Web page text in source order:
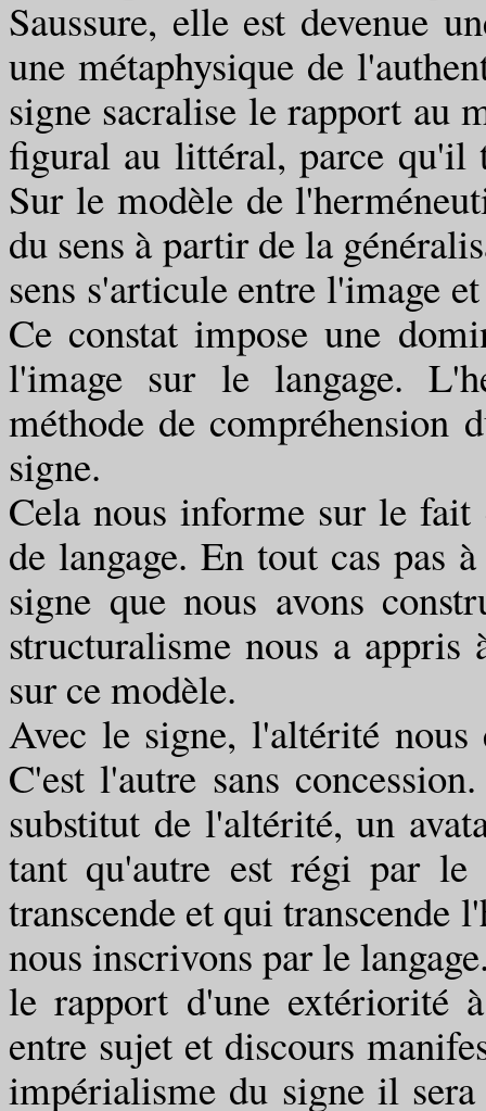
Saussure, elle est devenue
une métaphysique de
signe sacralise le rapport au
figural au littéral, parce qu'il
Sur le modèle de
du sens à partir de la
sens s'articule entre l'image
Ce constat impose une
l'image sur le langage.
méthode de compréhension
signe.
Cela nous informe sur le fait
de langage. En tout cas pas
signe que nous avons
structuralisme nous a
sur ce modèle.
Avec le signe, l'altérité nous
C'est l'autre sans
substitut de l'altérité, un
tant qu'autre est régi par
transcende et qui transcende
nous inscrivons par le
le rapport d'une extériorité
entre sujet et discours
impérialisme du signe il